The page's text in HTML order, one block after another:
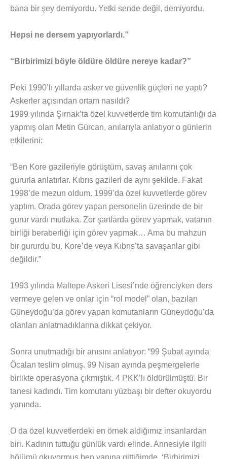
bana bir şey demiyordu. Yetki sende değil, demiyordu.
Hepsi ne dersem yapıyorlardı.”
“Birbirimizi böyle öldüre öldüre nereye kadar?”
Peki 1990’lı yıllarda asker ve güvenlik güçleri ne yaptı?
Askerler açısından ortam nasıldı?
1999 yılında Şırnak’ta özel kuvvetlerde tim komutanlığı da
yapmış olan Metin Gürcan, anılarıyla anlatıyor o günlerin
etkilerini:
“Ben Kore gazileriyle görüştüm, savaş anılarını çok
gururla anlatırlar. Kıbrıs gazileri de aynı şekilde. Fakat
1998’de mezun oldum. 1999’da özel kuvvetlerde görev
yaptım. Orada görev yapan personelin üzerinde de bir
gurur vardı mutlaka. Zor şartlarda görev yapmak, vatanın
birliği beraberliği için görev yapmak… Ama bu mahzun
bir gururdu bu. Kore’de veya Kıbrıs’ta savaşanlar gibi
değildir.”
1993 yılında Maltepe Askeri Lisesi’nde öğrenciyken ders
vermeye gelen ve onlar için “rol model” olan, bazıları
Güneydoğu’da görev yapan komutanların Güneydoğu’da
olanları anlatmadıklarına dikkat çekiyor.
Sonra unutmadığı bir anısını anlatıyor: “99 Şubat ayında
Öcalan teslim olmuş. 99 Nisan ayında peşmergelerle
birlikte operasyona çıkmıştık. 4 PKK’lı öldürülmüştü. Bir
tanesi kadındı. Tim komutanı yüzbaşı bir defter okuyordu
yanında.
O da özel kuvvetlerdeki en örnek aldığımız insanlardan
biri. Kadının tuttuğu günlük vardı elinde. Annesiyle ilgili
bölümü okuyormuş ben yanına gittiğimde. ‘Birbirimizi